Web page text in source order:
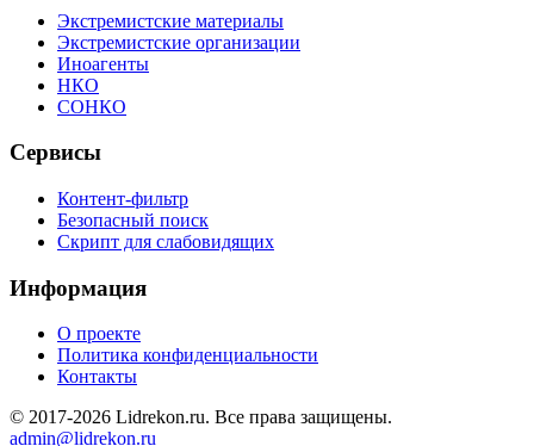
Экстремистские материалы
Экстремистские организации
Иноагенты
НКО
СОНКО
Сервисы
Контент-фильтр
Безопасный поиск
Скрипт для слабовидящих
Информация
О проекте
Политика конфиденциальности
Контакты
© 2017-2026 Lidrekon.ru. Все права защищены.
admin@lidrekon.ru